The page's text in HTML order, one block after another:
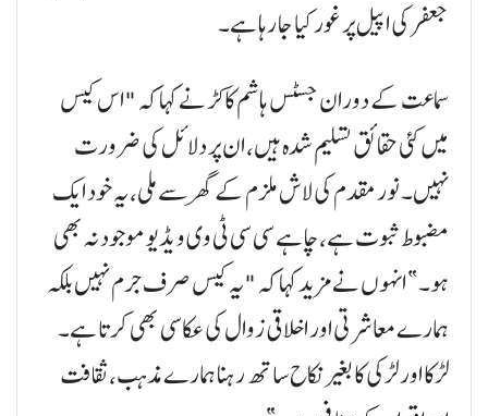
جعفر کی اپیل پر غور کیا جا رہا ہے۔
سماعت کے دوران جسٹس ہاشم کاکڑ نے کہا کہ "اس کیس
میں کئی حقائق تسلیم شدہ ہیں، ان پر دلائل کی ضرورت
نہیں۔ نور مقدم کی لاش ملزم کے گھر سے ملی، یہ خود ایک
مضبوط ثبوت ہے، چاہے سی سی ٹی وی ویڈیو موجود نہ بھی
ہو۔” انہوں نے مزید کہا کہ "یہ کیس صرف جرم نہیں بلکہ
ہمارے معاشرتی اور اخلاقی زوال کی عکاسی بھی کرتا ہے۔
لڑکا اور لڑکی کا بغیر نکاح ساتھ رہنا ہمارے مذہب، ثقافت